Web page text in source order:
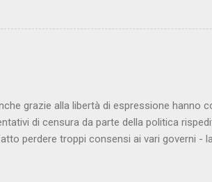
LEGGI IL SERVIZIO . staff nocensura.com
grazie alla libertà di espressione hanno
di censura da parte della politica
perdere troppi consensi ai vari governi -
tra l'altro il momento è proprizio perché